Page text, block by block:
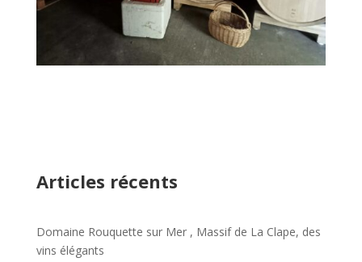
Articles récents
Domaine Rouquette sur Mer , Massif de La Clape, des
vins élégants